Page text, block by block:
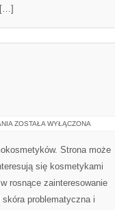
[…]
DERMOKOSMETYKI
PROBLEMATYCZNA
ZOSTAŁA WYŁĄCZONA
Strona może
się kosmetykami
rosnące zainteresowanie
problematyczna i